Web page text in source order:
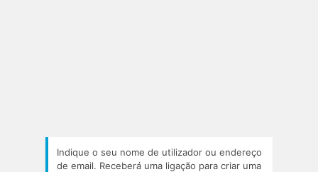
Indique o seu nome de utilizador ou endereço
de email. Receberá uma ligação para criar uma